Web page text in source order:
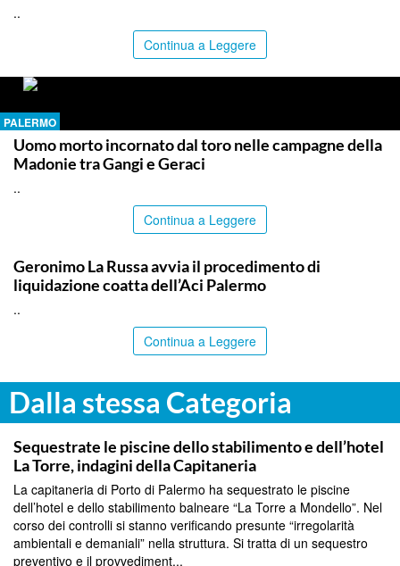
..
Continua a Leggere
PALERMO
Uomo morto incornato dal toro nelle campagne della
Madonie tra Gangi e Geraci
..
Continua a Leggere
Geronimo La Russa avvia il procedimento di
liquidazione coatta dell’Aci Palermo
..
Continua a Leggere
Dalla stessa Categoria
PALERMO
Sequestrate le piscine dello stabilimento e dell’hotel
La Torre, indagini della Capitaneria
La capitaneria di Porto di Palermo ha sequestrato le piscine
dell’hotel e dello stabilimento balneare “La Torre a Mondello”. Nel
corso dei controlli si stanno verificando presunte “irregolarità
ambientali e demaniali” nella struttura. Si tratta di un sequestro
preventivo e il provvediment...